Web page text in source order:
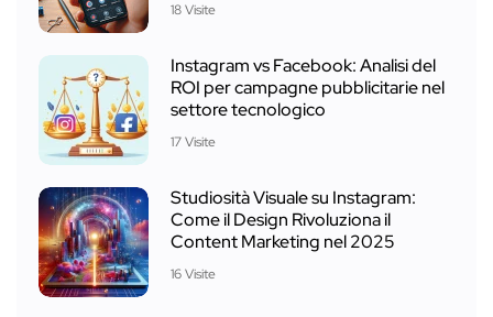
18 Visite
Instagram vs Facebook: Analisi del
ROI per campagne pubblicitarie nel
settore tecnologico
17 Visite
Studiosità Visuale su Instagram:
Come il Design Rivoluziona il
Content Marketing nel 2025
16 Visite